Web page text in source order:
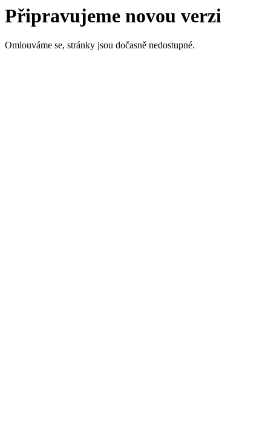
Připravujeme novou verzi
Omlouváme se, stránky jsou dočasně nedostupné.